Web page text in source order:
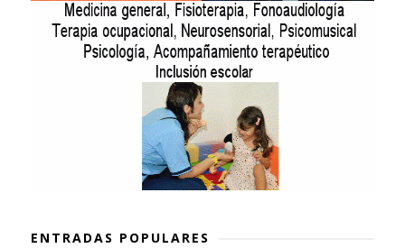
ENTRADAS POPULARES